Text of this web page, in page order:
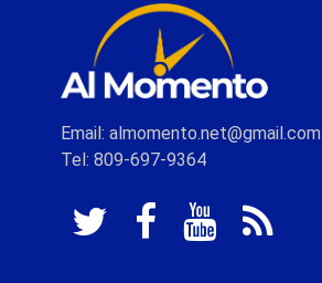
Email: almomento.net@gmail.com
Tel: 809-697-9364